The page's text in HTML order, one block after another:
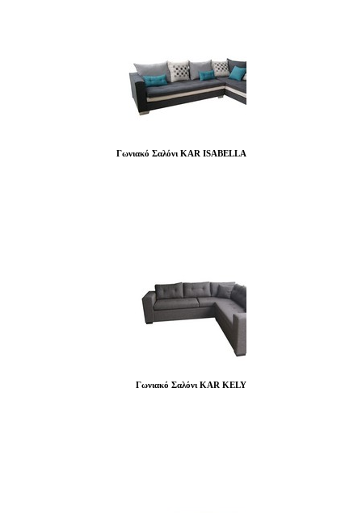
Γωνιακό Σαλόνι KAR ISABELLA
Γωνιακό Σαλόνι KAR KELY